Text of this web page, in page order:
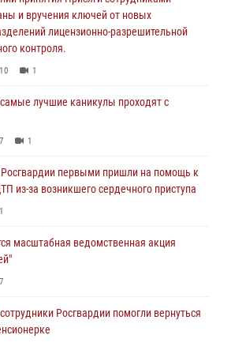
1
лучшие каникулы проходят с
первыми пришли на помощь к
из-за возникшего сердечного приступа
масштабная ведомственная акция
содействии спецназа Росгвардии
в незаконном обороте наркотиков
и вручения ключей от новых
лицензионно-разрешительной
контроля.
10 1
лучшие каникулы проходят с
7 1
Росгвардии первыми пришли на помощь к
из-за возникшего сердечного приступа
1
масштабная ведомственная акция
7
Росгвардии помогли вернуться